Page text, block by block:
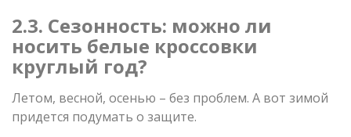
2.3. Сезонность: можно ли
носить белые кроссовки
круглый год?
Летом, весной, осенью – без проблем. А вот зимой
придется подумать о защите.